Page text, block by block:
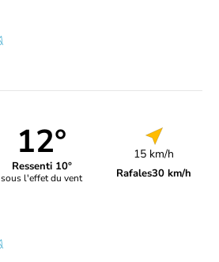
12°
Ressenti 10°
sous l'effet du vent
15 km/h
Rafales30 km/h